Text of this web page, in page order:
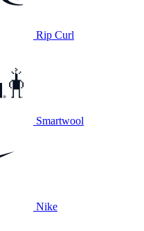
Rip Curl
Smartwool
Nike